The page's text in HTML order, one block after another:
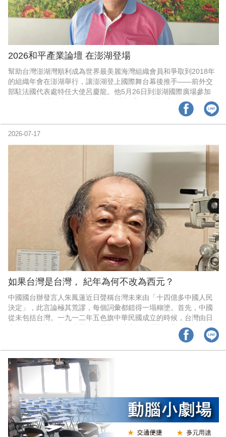
2026和平產業論壇 在澎湖登場
幫助台灣澎湖灣順利成為世界最美麗海灣組織會員和爭取到2018年
的組織年會在澎湖舉行，讓澎湖登上國際舞台幕後推手——前外交
部駐法國代表處特任大使呂慶龍。他5月26日到澎湖國際廣場參加
2026和平產業論壇，澎湖最新觀光地標「國際扶輪和平意象」揭
如果台灣是台灣， 紀年為何不改為西元？
中國國台辦發言人朱鳳蓮近日聲稱台灣未來由「十四億多中國人民
決定」，此言論極其荒謬，每個詞彙都錯得一塌糊塗。首先，中國
從未包括台灣。一九一二年五色旗中華民國成立的時候，台灣由日
本統治；一九四九年中華人民共和國成立，台灣則在蔣介石控制
下。歷史事實清楚明確地證明，兩岸長期實質分離，互不相隸屬。
2026-07-17